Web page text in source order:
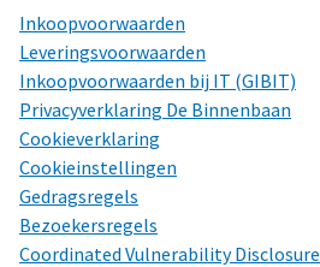
Inkoopvoorwaarden
Leveringsvoorwaarden
Inkoopvoorwaarden bij IT (GIBIT)
Privacyverklaring De Binnenbaan
Cookieverklaring
Cookieinstellingen
Gedragsregels
Bezoekersregels
Coordinated Vulnerability Disclosure